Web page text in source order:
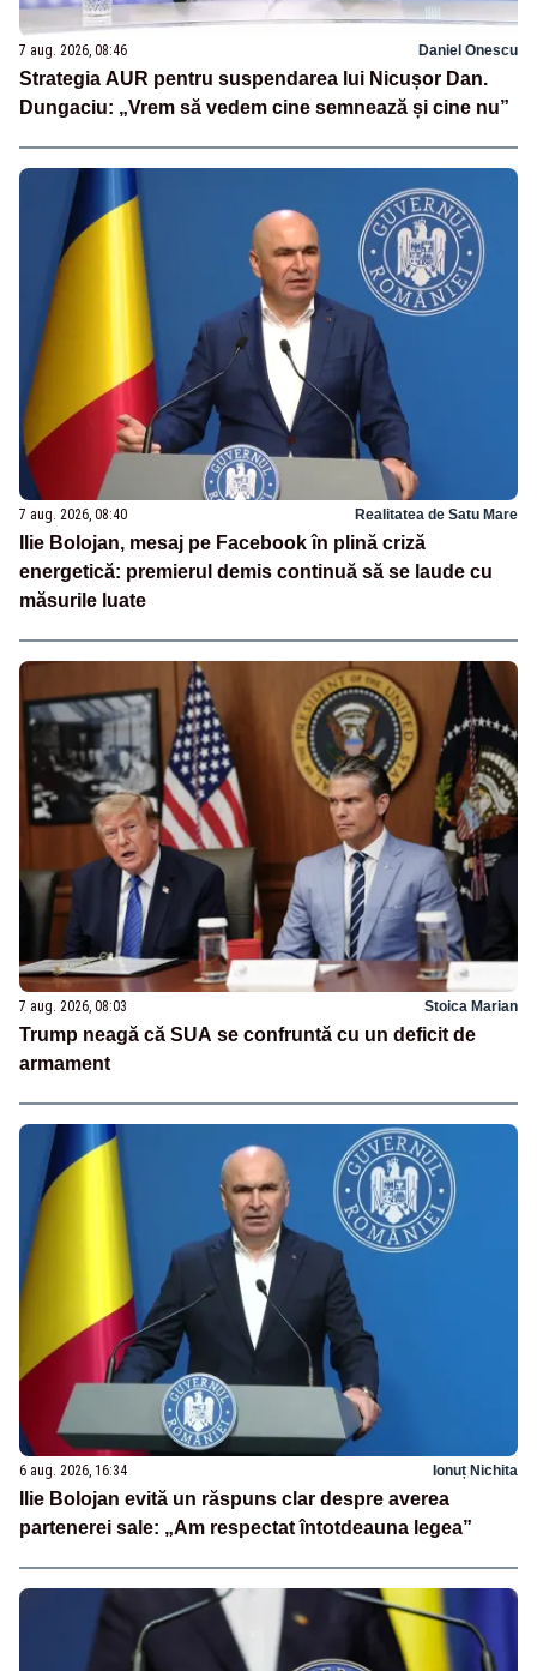
7 aug. 2026, 08:46 Daniel Onescu
Strategia AUR pentru suspendarea lui Nicușor Dan.
Dungaciu: „Vrem să vedem cine semnează și cine nu”
7 aug. 2026, 08:40 Realitatea de Satu Mare
Ilie Bolojan, mesaj pe Facebook în plină criză
energetică: premierul demis continuă să se laude cu
măsurile luate
7 aug. 2026, 08:03 Stoica Marian
Trump neagă că SUA se confruntă cu un deficit de
armament
6 aug. 2026, 16:34 Ionuț Nichita
Ilie Bolojan evită un răspuns clar despre averea
partenerei sale: „Am respectat întotdeauna legea”